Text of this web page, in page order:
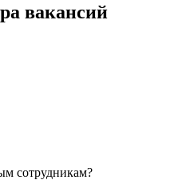
вакансий
сотрудникам?